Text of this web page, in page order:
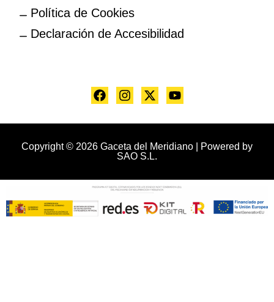
Política de Cookies
Declaración de Accesibilidad
Copyright © 2026 Gaceta del Meridiano | Powered by
SAO S.L.